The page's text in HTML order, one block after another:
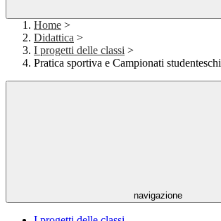
Home >
Didattica >
I progetti delle classi >
Pratica sportiva e Campionati studenteschi
navigazione